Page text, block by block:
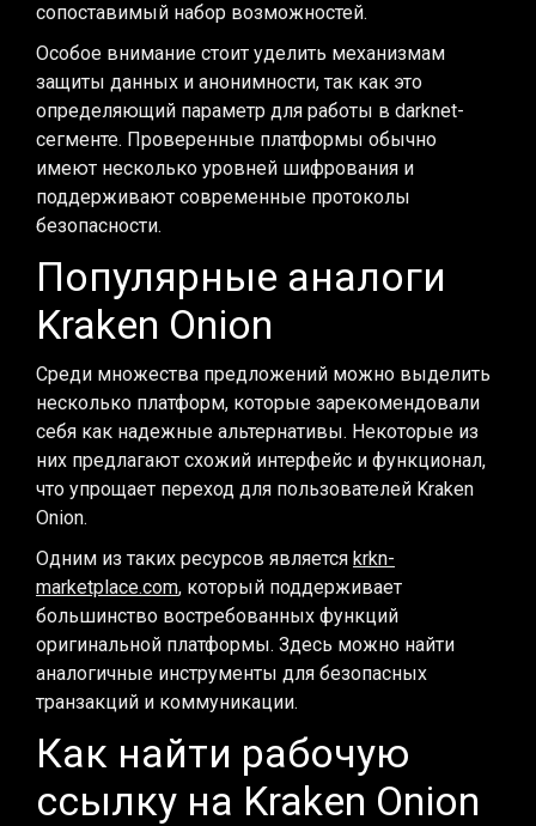
сопоставимый набор возможностей.
Особое внимание стоит уделить механизмам
защиты данных и анонимности, так как это
определяющий параметр для работы в darknet-
сегменте. Проверенные платформы обычно
имеют несколько уровней шифрования и
поддерживают современные протоколы
безопасности.
Популярные аналоги
Kraken Onion
Среди множества предложений можно выделить
несколько платформ, которые зарекомендовали
себя как надежные альтернативы. Некоторые из
них предлагают схожий интерфейс и функционал,
что упрощает переход для пользователей Kraken
Onion.
Одним из таких ресурсов является krkn-
marketplace.com, который поддерживает
большинство востребованных функций
оригинальной платформы. Здесь можно найти
аналогичные инструменты для безопасных
транзакций и коммуникации.
Как найти рабочую
ссылку на Kraken Onion